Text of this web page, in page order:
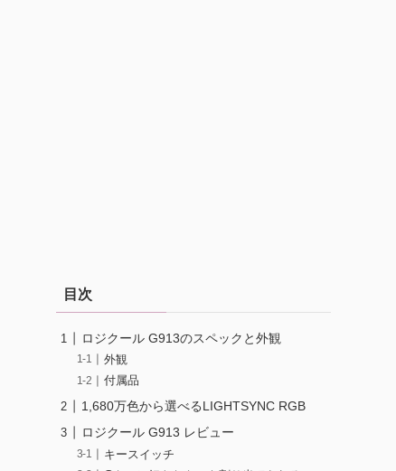
目次
ロジクール G913のスペックと外観
外観
付属品
1,680万色から選べるLIGHTSYNC RGB
ロジクール G913 レビュー
キースイッチ